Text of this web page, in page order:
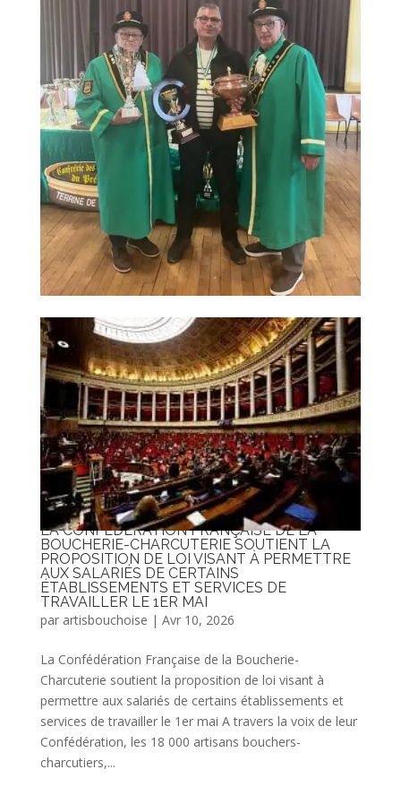
HERVÉ ADAM, BOUCHER-CHARCUTIER À
NOYON : L’EXCELLENCE ARTISANALE UNE
NOUVELLE FOIS RÉCOMPENSÉE
parartisbouchoise| Avr 15, 2026
Hervé Adam, boucher-charcutier à Noyon : l’excellence
artisanale une nouvelle fois récompensée Installé à
Noyon, dans l’Oise, Monsieur Hervé Adam s’impose
depuis de nombreuses années comme une figure
incontournable de la boucherie-charcuterie artisanale.
Artisan...
LA CONFÉDÉRATION FRANÇAISE DE LA
BOUCHERIE-CHARCUTERIE SOUTIENT LA
PROPOSITION DE LOI VISANT À PERMETTRE
AUX SALARIÉS DE CERTAINS
ÉTABLISSEMENTS ET SERVICES DE
TRAVAILLER LE 1ER MAI
par artisbouchoise | Avr 10, 2026
La Confédération Française de la Boucherie-
Charcuterie soutient la proposition de loi visant à
permettre aux salariés de certains établissements et
services de travailler le 1er mai A travers la voix de leur
Confédération, les 18 000 artisans bouchers-
charcutiers,...